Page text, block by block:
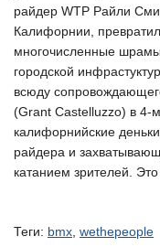
райдер WTP Райли
Калифорнии,
многочисленные
городской
всюду
(Grant Castelluzzo) в 4-
калифорнийские
райдера и
катанием зрителей.
Теги: bmx, wethepeople